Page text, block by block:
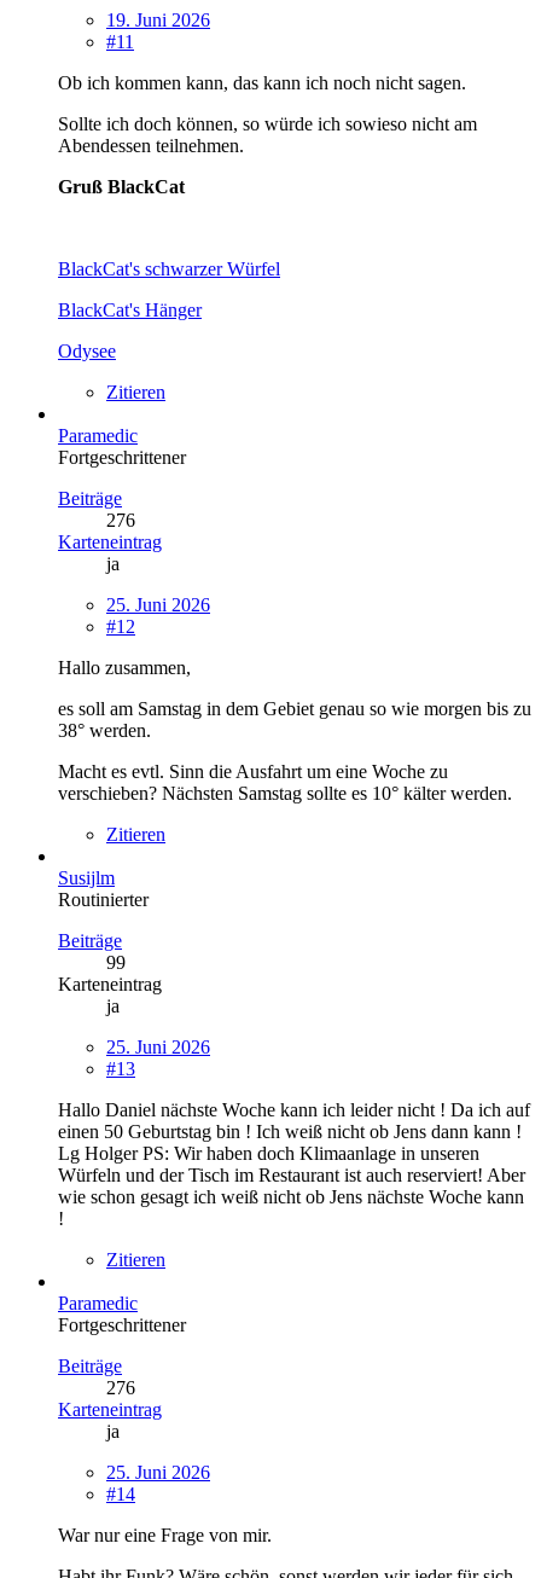
19. Juni 2026
#11
Ob ich kommen kann, das kann ich noch nicht sagen.
Sollte ich doch können, so würde ich sowieso nicht am
Abendessen teilnehmen.
Gruß BlackCat
BlackCat's schwarzer Würfel
BlackCat's Hänger
Odysee
Zitieren
Paramedic
Fortgeschrittener
Beiträge
276
Karteneintrag
ja
25. Juni 2026
#12
Hallo zusammen,
es soll am Samstag in dem Gebiet genau so wie morgen bis zu
38° werden.
Macht es evtl. Sinn die Ausfahrt um eine Woche zu
verschieben? Nächsten Samstag sollte es 10° kälter werden.
Zitieren
Susijlm
Routinierter
Beiträge
99
Karteneintrag
ja
25. Juni 2026
#13
Hallo Daniel nächste Woche kann ich leider nicht ! Da ich auf
einen 50 Geburtstag bin ! Ich weiß nicht ob Jens dann kann !
Lg Holger PS: Wir haben doch Klimaanlage in unseren
Würfeln und der Tisch im Restaurant ist auch reserviert! Aber
wie schon gesagt ich weiß nicht ob Jens nächste Woche kann
!
Zitieren
Paramedic
Fortgeschrittener
Beiträge
276
Karteneintrag
ja
25. Juni 2026
#14
War nur eine Frage von mir.